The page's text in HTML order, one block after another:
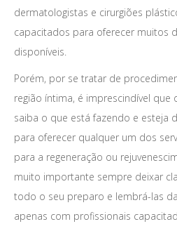
dermatologistas e cirurgiões
capacitados para oferecer muitos
disponíveis.
Porém, por se tratar de
região íntima, é imprescindível que
saiba o que está fazendo e esteja
para oferecer qualquer um dos
para a regeneração ou
muito importante sempre deixar
todo o seu preparo e lembrá-las
apenas com profissionais